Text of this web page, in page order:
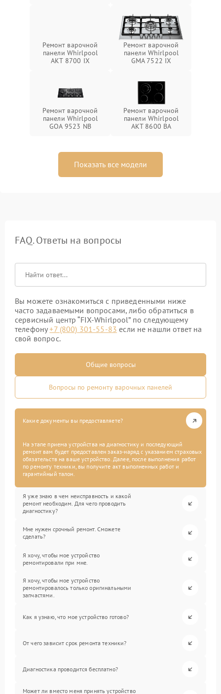
Ремонт варочной
панели Whirlpool
AKT 8700 IX
Ремонт варочной
панели Whirlpool
GMA 7522 IX
Ремонт варочной
панели Whirlpool
GOA 9523 NB
Ремонт варочной
панели Whirlpool
AKT 8600 BA
Показать все модели
FAQ. Ответы на вопросы
Вы можете ознакомиться с приведенными ниже
часто задаваемыми вопросами, либо обратиться в
сервисный центр “FIX-Whirlpool” по следующему
телефону+7 (800) 301-55-83 если не нашли ответ на
свой вопрос.
Общие вопросы
Вопросы по ремонту варочных панелей
Какие документы вы предоставляете?
На этапе приема устройства на диагностику и последующий
ремонт вам будет предоставлен заказ-наряд с указанием страховых
обязательств на ваше устройство. Далее, после выполнения работ
по ремонту техники, вы получите акт выполненных работ и
гарантийный талон.
Я уже знаю в чем неисправность и какой
ремонт необходим. Для чего проводить
диагностику?
Мне нужен срочный ремонт. Сможете
сделать?
Я хочу, чтобы мое устройство
ремонтировали при мне.
Я хочу, чтобы мое устройство
ремонтировалось только оригинальными
запчастями.
Как я узнаю, что мое устройство готово?
От чего зависит срок ремонта техники?
Диагностика проводится бесплатно?
Может ли вместо меня принять устройство